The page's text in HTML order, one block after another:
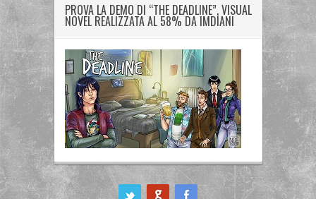
PROVA LA DEMO DI “THE DEADLINE”, VISUAL
NOVEL REALIZZATA AL 58% DA IMDIANI